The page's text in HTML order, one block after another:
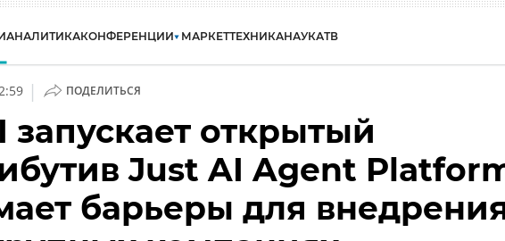
АНАЛИТИКАКОНФЕРЕНЦИИ МАРКЕТТЕХНИКАНАУКАТВ
| ПОДЕЛИТЬСЯ
запускает открытый
Just AI Agent
барьеры для